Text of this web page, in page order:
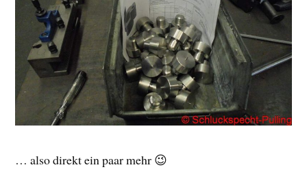
… also direkt ein paar mehr 😉